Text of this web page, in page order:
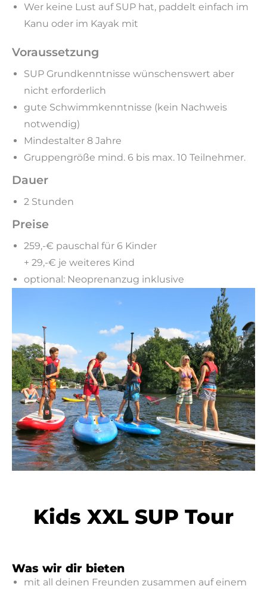
Wer keine Lust auf SUP hat, paddelt einfach im
Kanu oder im Kayak mit
Voraussetzung
SUP Grundkenntnisse wünschenswert aber
nicht erforderlich
gute Schwimmkenntnisse (kein Nachweis
notwendig)
Mindestalter 8 Jahre
Gruppengröße mind. 6 bis max. 10 Teilnehmer.
Dauer
2 Stunden
Preise
259,-€ pauschal für 6 Kinder
+ 29,-€ je weiteres Kind
optional: Neoprenanzug inklusive
Kids XXL SUP Tour
Was wir dir bieten
mit all deinen Freunden zusammen auf einem